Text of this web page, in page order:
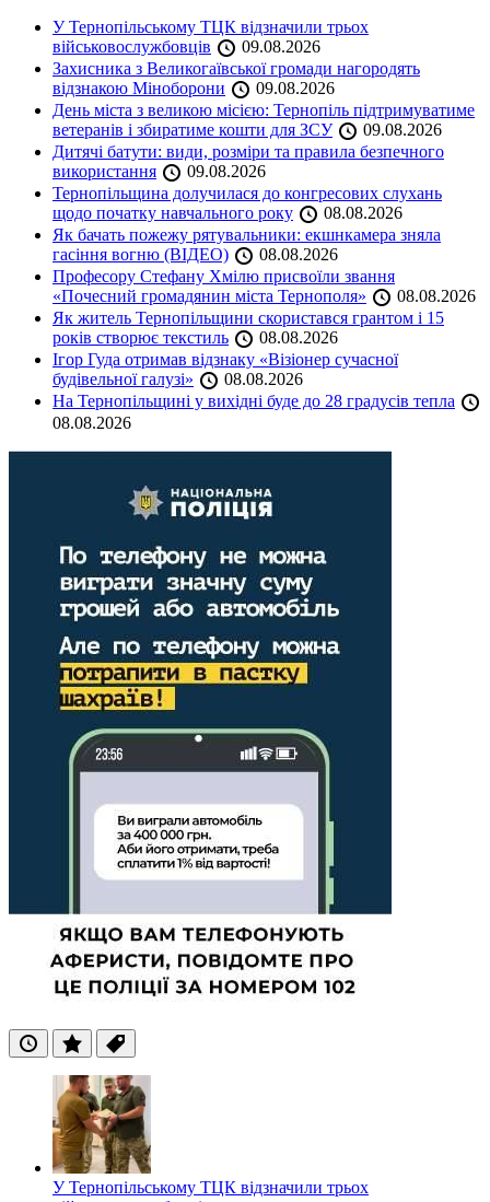
У Тернопільському ТЦК відзначили трьох
військовослужбовців
09.08.2026
Захисника з Великогаївської громади нагородять
відзнакою Міноборони
09.08.2026
День міста з великою місією: Тернопіль підтримуватиме
ветеранів і збиратиме кошти для ЗСУ
09.08.2026
Дитячі батути: види, розміри та правила безпечного
використання
09.08.2026
Тернопільщина долучилася до конгресових слухань
щодо початку навчального року
08.08.2026
Як бачать пожежу рятувальники: екшнкамера зняла
гасіння вогню (ВІДЕО)
08.08.2026
Професору Стефану Хмілю присвоїли звання
«Почесний громадянин міста Тернополя»
08.08.2026
Як житель Тернопільщини скористався грантом і 15
років створює текстиль
08.08.2026
Ігор Гуда отримав відзнаку «Візіонер сучасної
будівельної галузі»
08.08.2026
На Тернопільщині у вихідні буде до 28 градусів тепла
08.08.2026
ОстанніПопулярні
Теги
У Тернопільському ТЦК відзначили трьох